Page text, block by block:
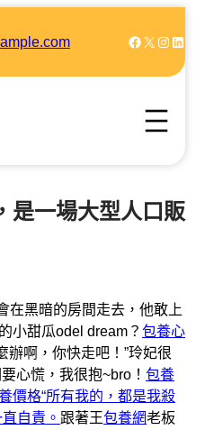
Facebook X Instagram LinkedIn
是一場大型人口販
在黑暗的房間走去，他敢上
小甜瓜odel dream？ 包養心
辦啊，你快走吧！”玲妃很
心慌，我很抱~bro！ 包養
價格“所有我的，都是我殺
自責。 跟著王包養網老板